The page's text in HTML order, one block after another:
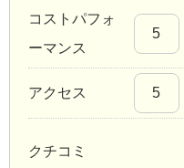
コストパフォ
ーマンス
5
アクセス 5
クチコミ